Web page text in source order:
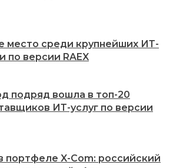
место среди крупнейших ИТ-
по версии RAEX
подряд вошла в топ-20
ИТ-услуг по версии
портфеле X-Com: российский